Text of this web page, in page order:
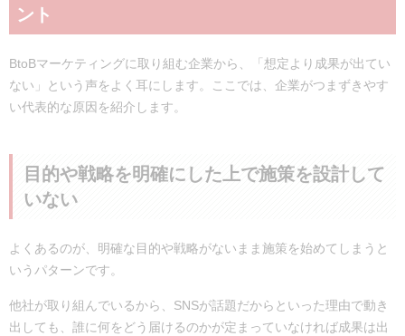
ント
BtoBマーケティングに取り組む企業から、「想定より成果が出てい
ない」という声をよく耳にします。
ここでは、企業がつまずきやす
い代表的な原因を紹介します。
目的や戦略を明確にした上で施策を設計して
いない
よくあるのが、明確な目的や戦略がないまま施策を始めてしまうと
いうパターンです。
他社が取り組んでいるから、SNSが話題だからといった理由で動き
出しても、誰に何をどう届けるのかが定まっていなければ成果は出